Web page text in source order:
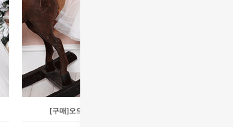
[구매]오드리앙